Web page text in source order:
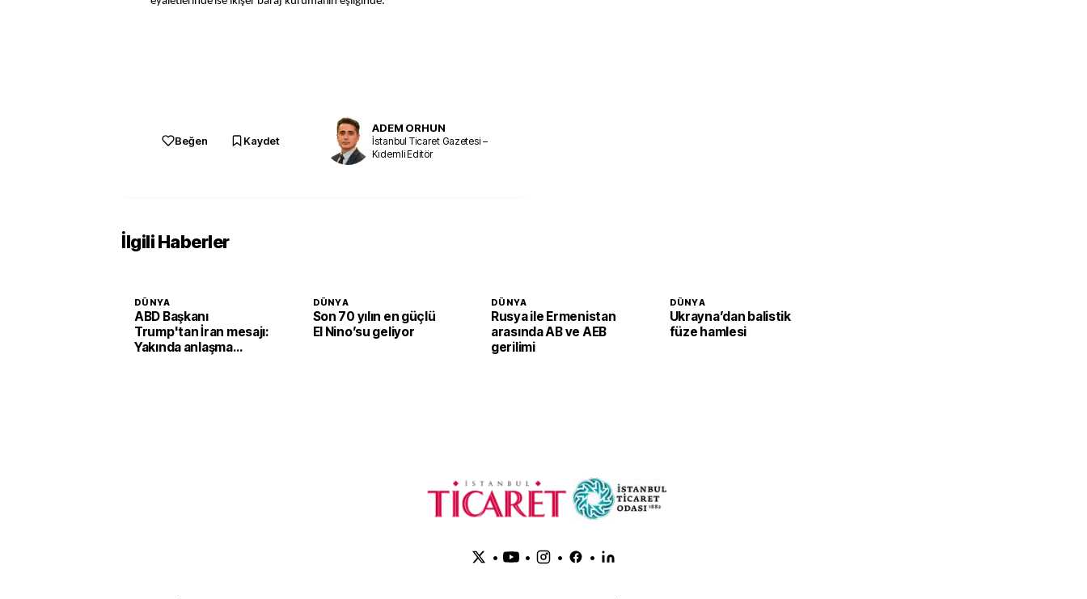
Beğen Kaydet
ADEM ORHUN
İstanbul Ticaret Gazetesi –
Kıdemli Editör
İlgili Haberler
DÜNYA
ABD Başkanı
Trump'tan İran mesajı:
Yakında anlaşma
DÜNYA
Son 70 yılın en güçlü
El Nino’su geliyor
DÜNYA
Rusya ile Ermenistan
arasında AB ve AEB
gerilimi
DÜNYA
Ukrayna’dan balistik
füze hamlesi
• • • •